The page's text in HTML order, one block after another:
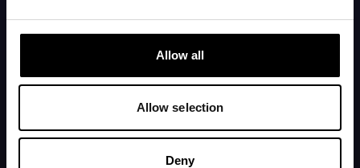
Allow all
Allow selection
Deny
Hjem
Blogg
Juridisk
Personvernpolitikk
Tjenestevilkår